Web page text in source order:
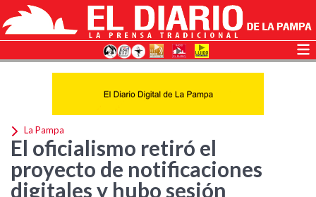
La Pampa
El oficialismo retiró el
proyecto de notificaciones
digitales y hubo sesión